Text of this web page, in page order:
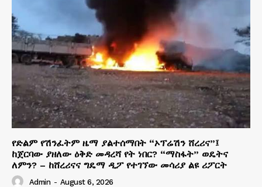
የድልም የሽንፈትም ዜማ ያልተሰማበት “ኦፕሬሽን ሸረሪና”፤
ከጀርባው ያዘለው ዕቅድ መዳረሻ የት ነበር? “ማስፋት” ወዴትና
ለምን? – ከሸረሪናና ግዴማ ዲፖ የተገኘው መሳሪያ ልዩ ሪፖርት
Admin - August 6, 2026